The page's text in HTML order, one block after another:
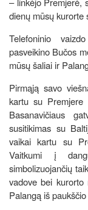
dienų mūsų kurorte
Telefoninio
pasveikino Bučos
mūsų šaliai ir
Pirmąją savo
kartu su
Basanavičiaus
susitikimas su
vaikai kartu su
Vaitkumi į
simbolizuojančių
vadove bei
Palangą iš